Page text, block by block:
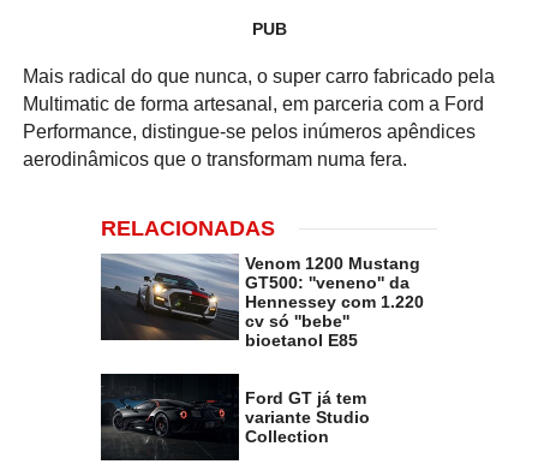
PUB
Mais radical do que nunca, o super carro fabricado pela
Multimatic de forma artesanal, em parceria com a Ford
Performance, distingue-se pelos inúmeros apêndices
aerodinâmicos que o transformam numa fera.
RELACIONADAS
Venom 1200 Mustang
GT500: ''veneno'' da
Hennessey com 1.220
cv só ''bebe''
bioetanol E85
Ford GT já tem
variante Studio
Collection